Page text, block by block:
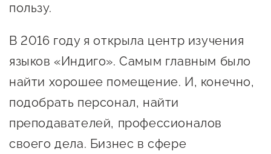
инновационно-
технологического
предпринимательства
Поддержка социальных
предпринимателей
Поддержка экспортеров
пользу.
В 2016 году я открыла центр изучения
языков «Индиго». Самым главным было
найти хорошее помещение. И, конечно,
подобрать персонал, найти
преподавателей, профессионалов
своего дела. Бизнес в сфере